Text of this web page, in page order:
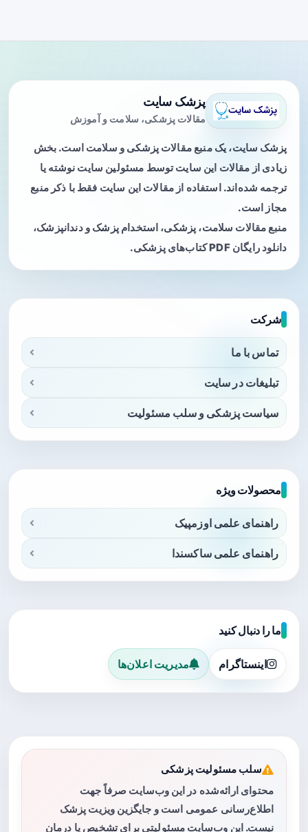
پزشک سایت
مقالات پزشکی، سلامت و آموزش
پزشک سایت، یک منبع مقالات پزشکی و سلامت است. بخش
زیادی از مقالات این سایت توسط مسئولین سایت نوشته یا
ترجمه شده‌اند. استفاده از مقالات این سایت فقط با ذکر منبع
مجاز است.
منبع مقالات سلامت، پزشکی، استخدام پزشک و دندانپزشک،
دانلود رایگان PDF کتاب‌های پزشکی.
شرکت
تماس با ما
تبلیغات در سایت
سیاست پزشکی و سلب مسئولیت
محصولات ویژه
راهنمای علمی اوزمپیک
راهنمای علمی ساکسندا
ما را دنبال کنید
اینستاگرام مدیریت اعلان‌ها
سلب مسئولیت پزشکی
محتوای ارائه‌شده در این وب‌سایت صرفاً جهت
اطلاع‌رسانی عمومی است و جایگزین ویزیت پزشک
نیست. این وب‌سایت مسئولیتی برای تشخیص یا درمان